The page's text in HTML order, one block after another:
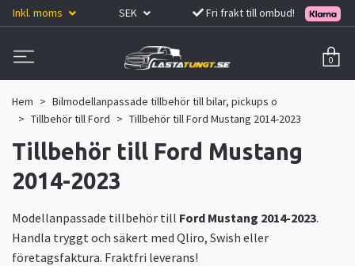
Inkl. moms SEK Fri frakt till ombud!
0
Hem
Bilmodellanpassade tillbehör till bilar, pickups o
Tillbehör till Ford
Tillbehör till Ford Mustang 2014-2023
Tillbehör till Ford Mustang
2014-2023
Modellanpassade tillbehör till Ford Mustang 2014-2023.
Handla tryggt och säkert med Qliro, Swish eller
företagsfaktura. Fraktfri leverans!